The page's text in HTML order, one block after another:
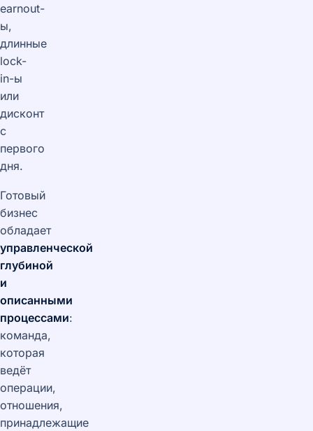
earnout-
ы,
длинные
lock-
in-ы
или
дисконт
с
первого
дня.
Готовый
бизнес
обладает
управленческой
глубиной
и
описанными
процессами:
команда,
которая
ведёт
операции,
отношения,
принадлежащие